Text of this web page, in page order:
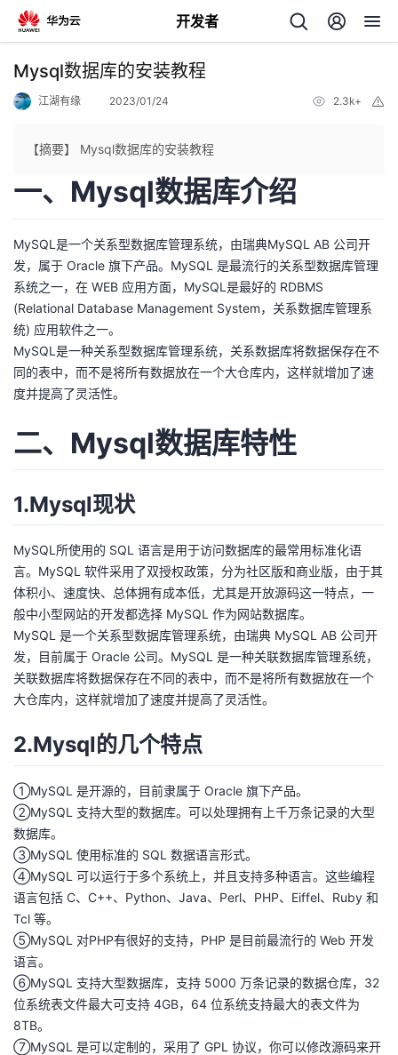
开发者
返
人
主
页
我
的
开
发
者
的
博
客
我
的
论
坛
我
的
圈
子
我
的
直
我
的
我
注
开
发
者
学
堂
我
的
Programs
我
的
支
持
我
的
我
Mysql数据库的安装教程
江湖有缘 2023/01/24 2.3k+
【摘要】 Mysql数据库的安装教程
一、Mysql数据库介绍
MySQL是一个关系型数据库管理系统，由瑞典MySQL AB 公司开
发，属于 Oracle 旗下产品。MySQL 是最流行的关系型数据库管理
系统之一，在 WEB 应用方面，MySQL是最好的 RDBMS
(Relational Database Management System，关系数据库管理系
统) 应用软件之一。
MySQL是一种关系型数据库管理系统，关系数据库将数据保存在不
同的表中，而不是将所有数据放在一个大仓库内，这样就增加了速
度并提高了灵活性。
二、Mysql数据库特性
1.Mysql现状
MySQL所使用的 SQL 语言是用于访问数据库的最常用标准化语
言。MySQL 软件采用了双授权政策，分为社区版和商业版，由于其
体积小、速度快、总体拥有成本低，尤其是开放源码这一特点，一
般中小型网站的开发都选择 MySQL 作为网站数据库。
MySQL 是一个关系型数据库管理系统，由瑞典 MySQL AB 公司开
发，目前属于 Oracle 公司。MySQL 是一种关联数据库管理系统，
关联数据库将数据保存在不同的表中，而不是将所有数据放在一个
大仓库内，这样就增加了速度并提高了灵活性。
2.Mysql的几个特点
①MySQL 是开源的，目前隶属于 Oracle 旗下产品。
②MySQL 支持大型的数据库。可以处理拥有上千万条记录的大型
数据库。
③MySQL 使用标准的 SQL 数据语言形式。
④MySQL 可以运行于多个系统上，并且支持多种语言。这些编程
语言包括 C、C++、Python、Java、Perl、PHP、Eiffel、Ruby 和
Tcl 等。
⑤MySQL 对PHP有很好的支持，PHP 是目前最流行的 Web 开发
语言。
⑥MySQL 支持大型数据库，支持 5000 万条记录的数据仓库，32
位系统表文件最大可支持 4GB，64 位系统支持最大的表文件为
8TB。
⑦MySQL 是可以定制的，采用了 GPL 协议，你可以修改源码来开